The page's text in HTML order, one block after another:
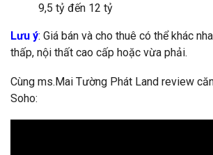
9,5 tỷ đến 12 tỷ
Lưu ý: Giá bán và cho thuê có thể khác
thấp, nội thất cao cấp hoặc vừa phải.
Cùng ms.Mai Tường Phát Land review
Soho: